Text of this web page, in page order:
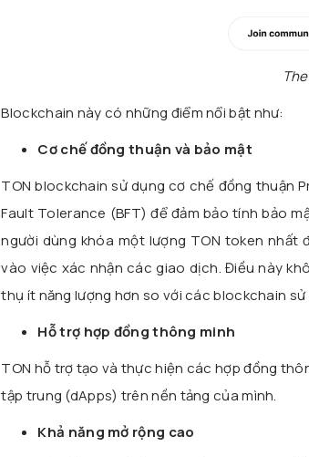
Blockchain này có những điểm nổi bật như:
Cơ chế đồng thuận và bảo mật
TON blockchain sử dụng cơ chế đồng thuận
Fault Tolerance (BFT) để đảm bảo tính bảo
người dùng khóa một lượng TON token
vào việc xác nhận các giao dịch. Điều này
thụ ít năng lượng hơn so với các blockchain
Hỗ trợ hợp đồng thông minh
TON hỗ trợ tạo và thực hiện các hợp đồng
tập trung (dApps) trên nền tảng của mình.
Khả năng mở rộng cao